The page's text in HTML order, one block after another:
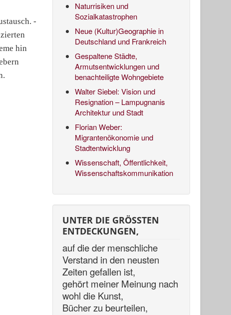
-
hin
Naturrisiken und
Sozialkatastrophen
Neue (Kultur)Geographie in
Deutschland und Frankreich
Gespaltene Städte,
Armutsentwicklungen und
benachteiligte Wohngebiete
Walter Siebel: Vision und
Resignation – Lampugnanis
Architektur und Stadt
Florian Weber:
Migrantenökonomie und
Stadtentwicklung
Wissenschaft, Öffentlichkeit,
Wissenschaftskommunikation
UNTER DIE GRÖSSTEN
ENTDECKUNGEN,
auf die der menschliche
Verstand in den neusten
Zeiten gefallen ist,
gehört meiner Meinung nach
wohl die Kunst,
Bücher zu beurteilen,